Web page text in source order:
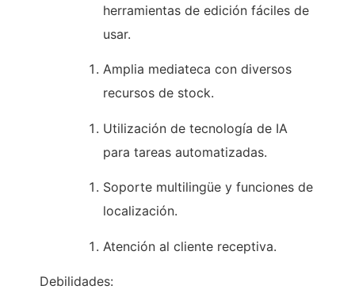
herramientas de edición fáciles de
usar.
Amplia mediateca con diversos
recursos de stock.
Utilización de tecnología de IA
para tareas automatizadas.
Soporte multilingüe y funciones de
localización.
Atención al cliente receptiva.
Debilidades: